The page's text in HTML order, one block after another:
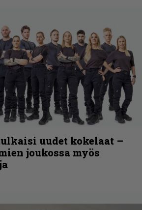
uudet kokelaat –
joukossa myös